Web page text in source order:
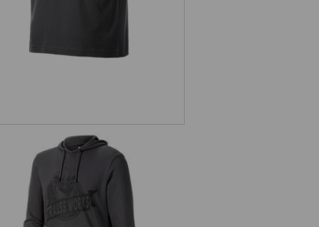
Mikina s kapucňou e.s.iconic works